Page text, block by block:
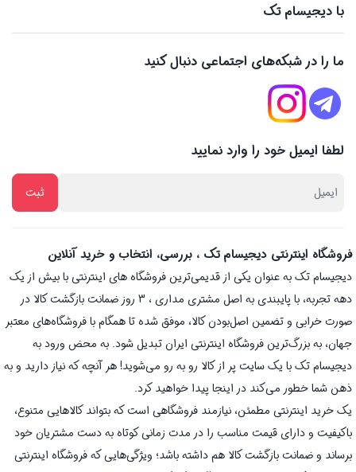
با دیجیسام تک
ما را در شبکه‌های اجتماعی دنبال کنید
لطفا ایمیل خود را وارد نمایید
فروشگاه اینترنتی دیجیسام تک ، بررسی، انتخاب و خرید آنلاین
دیجیسام تک به عنوان یکی از قدیمی‌ترین فروشگاه های اینترنتی با بیش از یک
دهه تجربه، با پایبندی به اصل مشتری مداری ، 3 روز ضمانت بازگشت کالا در
صورت خرابی و تضمین اصل‌بودن کالا، موفق شده تا همگام با فروشگاه‌های معتبر
جهان، به بزرگ‌ترین فروشگاه اینترنتی ایران تبدیل شود. به محض ورود به
دیجیسام تک با یک سایت پر از کالا رو به رو می‌شوید! هر آنچه که نیاز دارید و به
ذهن شما خطور می‌کند در اینجا پیدا خواهید کرد.
یک خرید اینترنتی مطمئن، نیازمند فروشگاهی است که بتواند کالاهایی متنوع،
باکیفیت و دارای قیمت مناسب را در مدت زمانی کوتاه به دست مشتریان خود
برساند و ضمانت بازگشت کالا هم داشته باشد؛ ویژگی‌هایی که فروشگاه اینترنتی